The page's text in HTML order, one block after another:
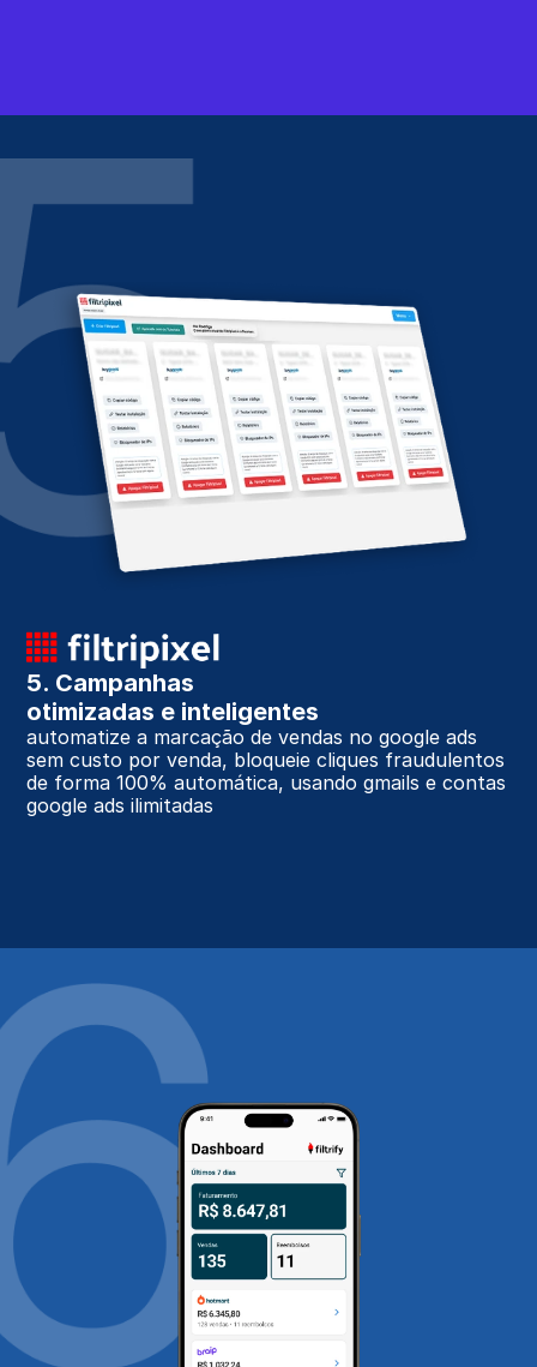
5. Campanhas
otimizadas e inteligentes
automatize a marcação de vendas no google ads
sem custo por venda, bloqueie cliques fraudulentos
de forma 100% automática, usando gmails e contas
google ads ilimitadas